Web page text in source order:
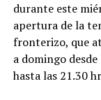
durante este
apertura de la
fronterizo, que
a domingo
hasta las 21.30